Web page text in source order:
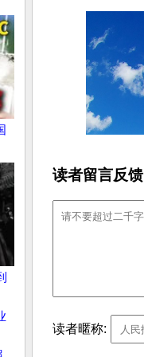
读者留言反
读者暱称: